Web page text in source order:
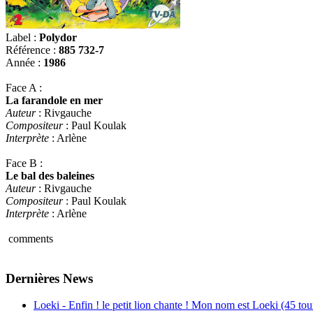
Label : Polydor
Référence : 885 732-7
Année : 1986
Face A :
La farandole en mer
Auteur: Rivgauche
Compositeur: Paul Koulak
Interprète : Arlène
Face B :
Le bal des baleines
Auteur: Rivgauche
Compositeur: Paul Koulak
Interprète : Arlène
comments
Dernières News
Loeki - Enfin ! le petit lion chante ! Mon nom est Loeki (45